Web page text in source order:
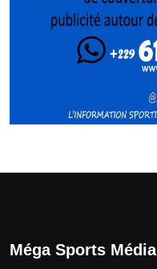
Méga Sports Média